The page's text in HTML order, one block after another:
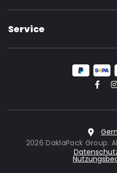
Service
2026 DaklaPack Group.